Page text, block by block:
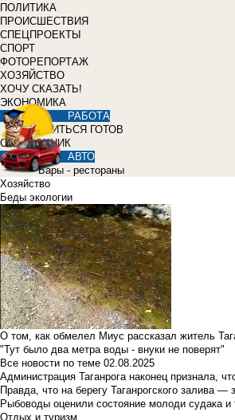
ПОЛИТИКА
ПРОИСШЕСТВИЯ
СПЕЦПРОЕКТЫ
СПОРТ
ФОТОРЕПОРТАЖ
ХОЗЯЙСТВО
ХОЧУ СКАЗАТЬ!
ЭКОНОМИКА
РАБОТА
УЧИТЬСЯ ГОТОВ
СПРАВОЧНИК
АВТО
Бары - рестораны
Хозяйство
Беды экологии
О том, как обмелел Миус рассказал житель
"Тут было два метра воды - внуки не поверят"
Все новости по теме 02.08.2025
Администрация Таганрога наконец признала,
Правда, что на берегу Таганрогского залива —
Рыбоводы оценили состояние молоди судака и
Отдых и туризм